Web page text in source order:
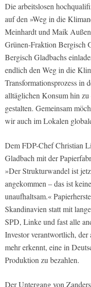
Die arbeitslosen
auf den »Weg in die
Meinhardt und Maik
Grünen-Fraktion Bergisch
Bergisch Gladbachs
endlich den Weg in die
Transformationsprozess in
alltäglichen Konsum hin
gestalten. Gemeinsam
wir auch im Lokalen
Dem FDP-Chef Christian
Gladbach mit der
»Der Strukturwandel ist
angekommen – das ist
unaufhaltsam.«
Skandinavien statt mit
SPD, Linke und fast alle
Investor verantwortlich,
mehr erkennt, eine in
Produktion zu bezahlen.
Der Untergang von